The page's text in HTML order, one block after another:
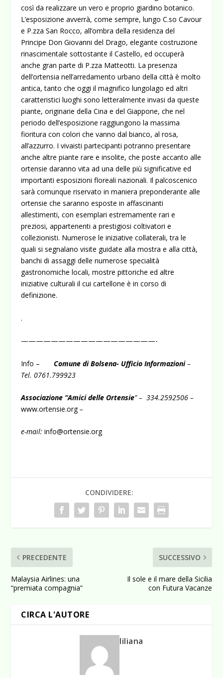
così da realizzare un vero e proprio giardino botanico.
L’esposizione avverrà, come sempre, lungo C.so Cavour
e P.zza San Rocco, all’ombra della residenza del
Principe Don Giovanni del Drago, elegante costruzione
rinascimentale sottostante il Castello, ed occuperà
anche gran parte di P.zza Matteotti. La presenza
dell’ortensia nell’arredamento urbano della città è molto
antica, tanto che oggi il magnifico lungolago ed altri
caratteristici luoghi sono letteralmente invasi da queste
piante, originarie della Cina e del Giappone, che nel
periodo dell’esposizione raggiungono la massima
fioritura con colori che vanno dal bianco, al rosa,
all’azzurro. I vivaisti partecipanti potranno presentare
anche altre piante rare e insolite, che poste accanto alle
ortensie daranno vita ad una delle più significative ed
importanti esposizioni floreali nazionali. Il palcoscenico
sarà comunque riservato in maniera preponderante alle
ortensie che saranno esposte in affascinanti
allestimenti, con esemplari estremamente rari e
preziosi, appartenenti a prestigiosi coltivatori e
collezionisti. Numerose le iniziative collaterali, tra le
quali si segnalano visite guidate alla mostra e alla città,
banchi di assaggi delle numerose specialità
gastronomiche locali, mostre pittoriche ed altre
iniziative culturali il cui cartellone è in corso di
definizione.
.
——————————————————-
Info –Comune di Bolsena- Ufficio Informazioni–
Tel. 0761.799923
Associazione “Amici delle Ortensie” – 334.2592506 –
www.ortensie.org–
e-mail:info@ortensie.org
CONDIVIDERE:
PRECEDENTE
Malaysia Airlines: una
“premiata compagnia”
SUCCESSIVO
Il sole e il mare della Sicilia
con Futura Vacanze
CIRCA L'AUTORE
liliana